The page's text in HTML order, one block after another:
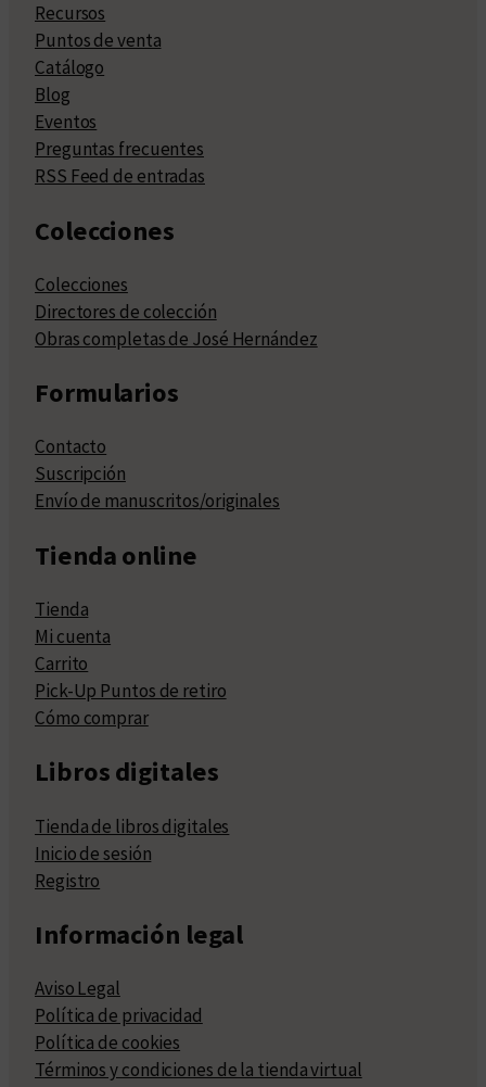
Recursos
Puntos de venta
Catálogo
Blog
Eventos
Preguntas frecuentes
RSS Feed de entradas
Colecciones
Colecciones
Directores de colección
Obras completas de José Hernández
Formularios
Contacto
Suscripción
Envío de manuscritos/originales
Tienda online
Tienda
Mi cuenta
Carrito
Pick-Up Puntos de retiro
Cómo comprar
Libros digitales
Tienda de libros digitales
Inicio de sesión
Registro
Información legal
Aviso Legal
Política de privacidad
Política de cookies
Términos y condiciones de la tienda virtual